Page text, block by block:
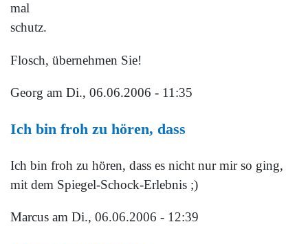
mal
schutz.
Flosch, übernehmen Sie!
Georg am Di., 06.06.2006 - 11:35
Ich bin froh zu hören, dass
Ich bin froh zu hören, dass es nicht nur mir so ging,
mit dem Spiegel-Schock-Erlebnis ;)
Marcus am Di., 06.06.2006 - 12:39